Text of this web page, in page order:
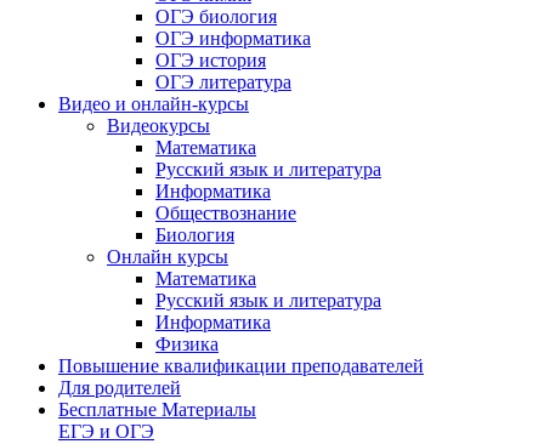
ОГЭ биология
ОГЭ информатика
ОГЭ история
ОГЭ литература
Видео и онлайн-курсы
Видеокурсы
Математика
Русский язык и литература
Информатика
Обществознание
Биология
Онлайн курсы
Математика
Русский язык и литература
Информатика
Физика
Повышение квалификации преподавателей
Для родителей
Бесплатные Материалы
ЕГЭ и ОГЭ